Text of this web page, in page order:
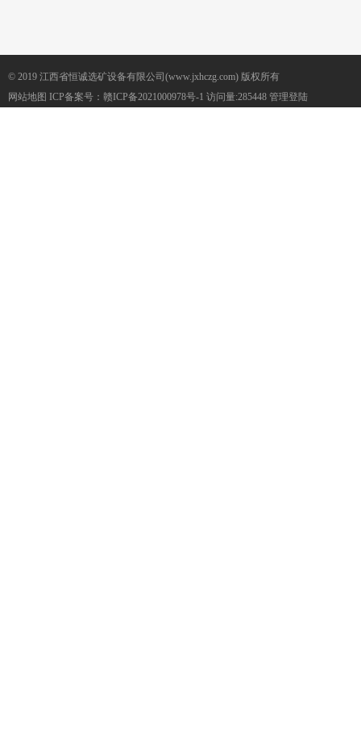
© 2019 江西省恒诚选矿设备有限公司(www.jxhczg.com) 版权所有
网站地图 ICP备案号： 赣ICP备2021000978号-1 访问量:285448 管理登陆